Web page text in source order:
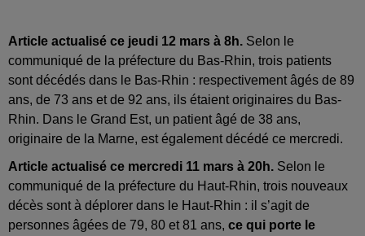
Article actualisé ce jeudi 12 mars à 8h. Selon le
communiqué de la préfecture du Bas-Rhin, trois patients
sont décédés dans le Bas-Rhin : respectivement âgés de 89
ans, de 73 ans et de 92 ans, ils étaient originaires du Bas-
Rhin. Dans le Grand Est, un patient âgé de 38 ans,
originaire de la Marne, est également décédé ce mercredi.
Article actualisé ce mercredi 11 mars à 20h. Selon le
communiqué de la préfecture du Haut-Rhin, trois nouveaux
décès sont à déplorer dans le Haut-Rhin : il s’agit de
personnes âgées de 79, 80 et 81 ans, ce qui porte le